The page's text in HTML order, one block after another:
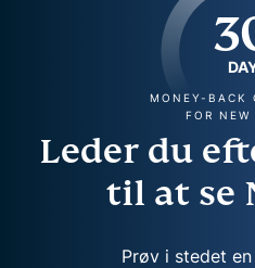
MONEY-BACK
FOR NEW
Leder du
til at se
Prøv i stedet